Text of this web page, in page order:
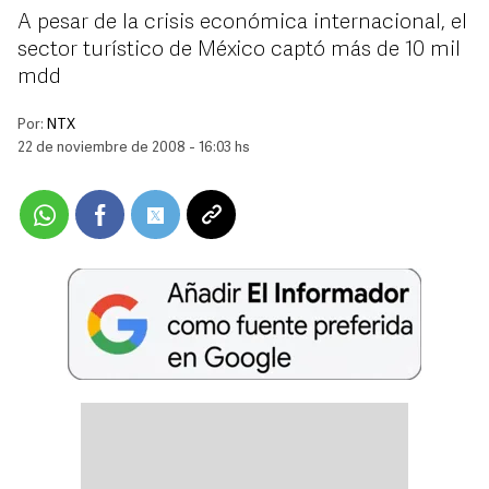
A pesar de la crisis económica internacional, el
sector turístico de México captó más de 10 mil
mdd
Por: NTX
22 de noviembre de 2008 - 16:03 hs